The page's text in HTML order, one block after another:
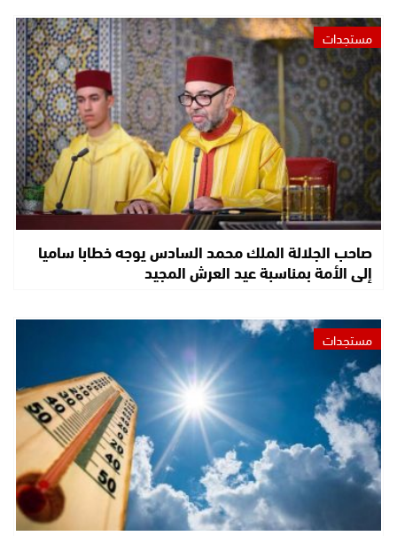
مستجدات
صاحب الجلالة الملك محمد السادس يوجه خطابا ساميا
إلى الأمة بمناسبة عيد العرش المجيد
مستجدات